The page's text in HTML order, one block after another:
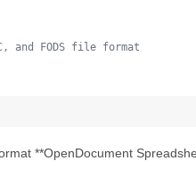
and FODS file format
**OpenDocument